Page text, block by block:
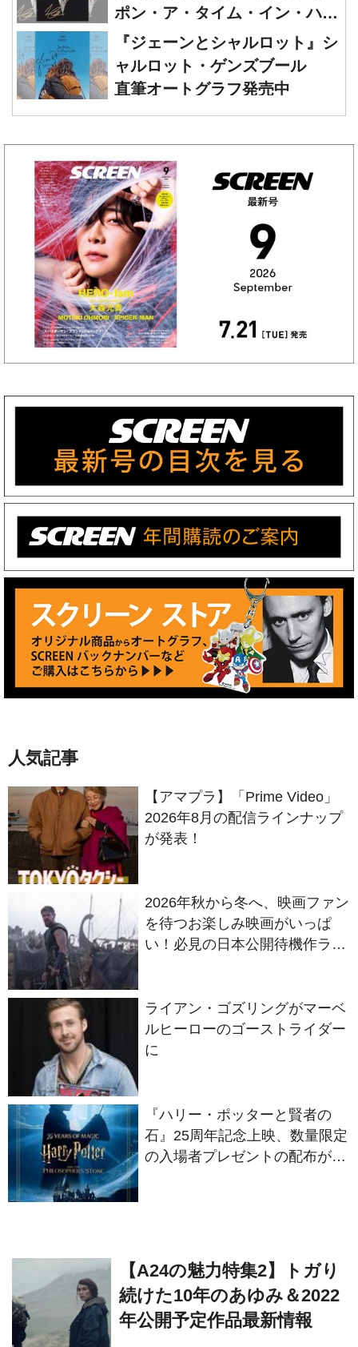
ポン・ア・タイム・イン・ハリ
ウッド』レオナルド・ディカプ
リオ 直筆オートグラフ発売中
『ジェーンとシャルロット』シ
ャルロット・ゲンズブール
直筆オートグラフ発売中
人気記事
【アマプラ】「Prime Video」
2026年8月の配信ラインナップ
が発表！
2026年秋から冬へ、映画ファン
を待つお楽しみ映画がいっぱ
い！必見の日本公開待機作ライ
ライアン・ゴズリングがマーベ
ルヒーローのゴーストライダー
に
『ハリー・ポッターと賢者の
石』25周年記念上映、数量限定
の入場者プレゼントの配布が決
【A24の魅力特集2】トガり
続けた10年のあゆみ＆2022
年公開予定作品最新情報